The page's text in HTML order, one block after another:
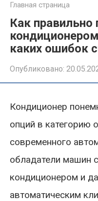
Главная страница
Как правильно
каких ошибок
Опубликовано:
Кондиционер
опций в категорию
современного
обладатели машин
кондиционером и
автоматическим